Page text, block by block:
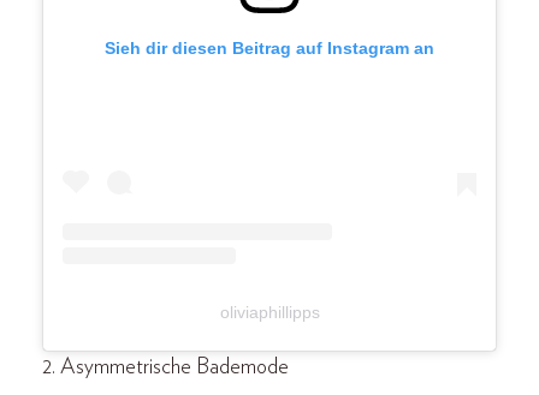
Sieh dir diesen Beitrag auf Instagram an
oliviaphillipps
2. Asymmetrische Bademode